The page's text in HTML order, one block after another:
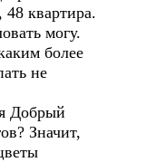
квартира.
могу.
более
не
Добрый
Значит,